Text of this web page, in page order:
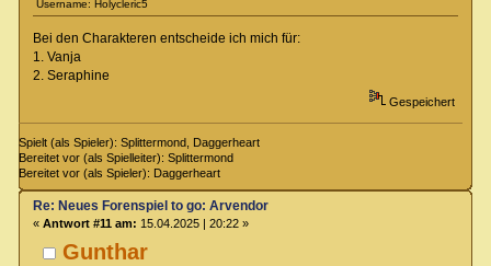
Username: Holycleric5
Bei den Charakteren entscheide ich mich für:
1. Vanja
2. Seraphine
Gespeichert
Spielt (als Spieler): Splittermond, Daggerheart
Bereitet vor (als Spielleiter): Splittermond
Bereitet vor (als Spieler): Daggerheart
Gunthar
Re: Neues Forenspiel to go: Arvendor
« Antwort #11 am: 15.04.2025 | 20:22 »